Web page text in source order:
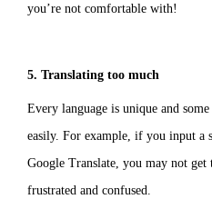
you’re not comfortable with!
5. Translating too much
Every language is unique and
easily. For example, if you input a
Google Translate, you may not
frustrated and confused.